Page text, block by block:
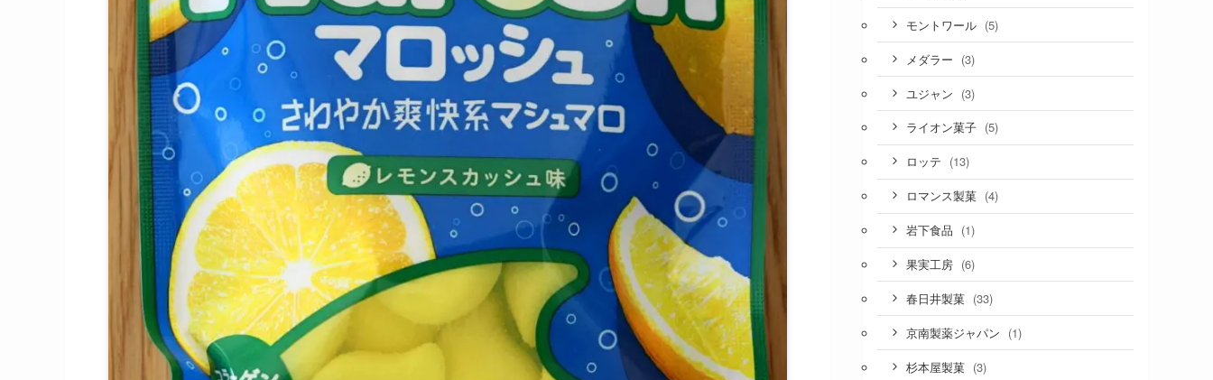
モントワール (5)
メダラー (3)
ユジャン (3)
ライオン菓子 (5)
ロッテ (13)
ロマンス製菓 (4)
岩下食品 (1)
果実工房 (6)
春日井製菓 (33)
京南製薬ジャパン (1)
杉本屋製菓 (3)